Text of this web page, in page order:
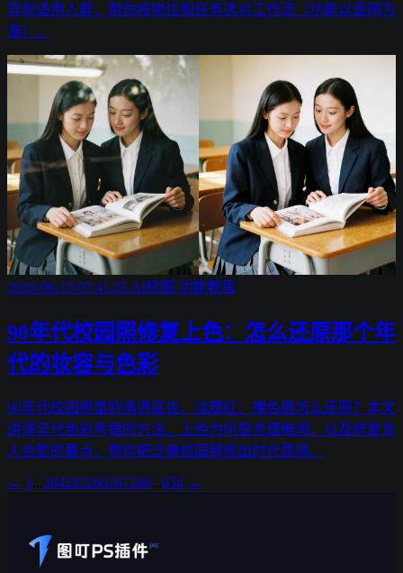
异和适用人群，帮你按岗位和任务选对工作流（功能以官网为
准）。
2026-06-15 07:41:25 AI修图 功能教程
90年代校园照修复上色：怎么还原那个年
代的妆容与色彩
90年代校园照里的清透底妆、淡腮红、裸色唇怎么还原？本文
讲清年代色彩考据的方法、上色为何是合理推测、以及修复多
人合影的要点，帮你把泛黄校园照修出时代质感。
← 1 264265266267268 634 →